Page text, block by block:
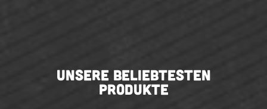
UNSERE BELIEBTESTEN
PRODUKTE